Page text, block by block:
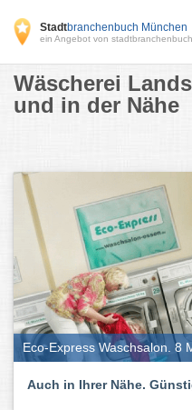
Stadtbranchenbuch München
ein Angebot von
Wäscherei
und in der Nähe
Eco-Express Waschsalon. 8
Auch in Ihrer Nähe.